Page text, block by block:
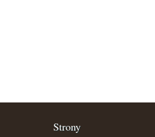
Strony